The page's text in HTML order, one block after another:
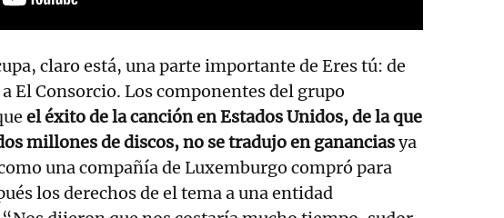
claro está, una parte importante de Eres tú: de
El Consorcio. Los componentes del grupo
el éxito de la canción en Estados Unidos, de la que
millones de discos, no se tradujo en gananciasya
una compañía de Luxemburgo compró para
los derechos de el tema a una entidad